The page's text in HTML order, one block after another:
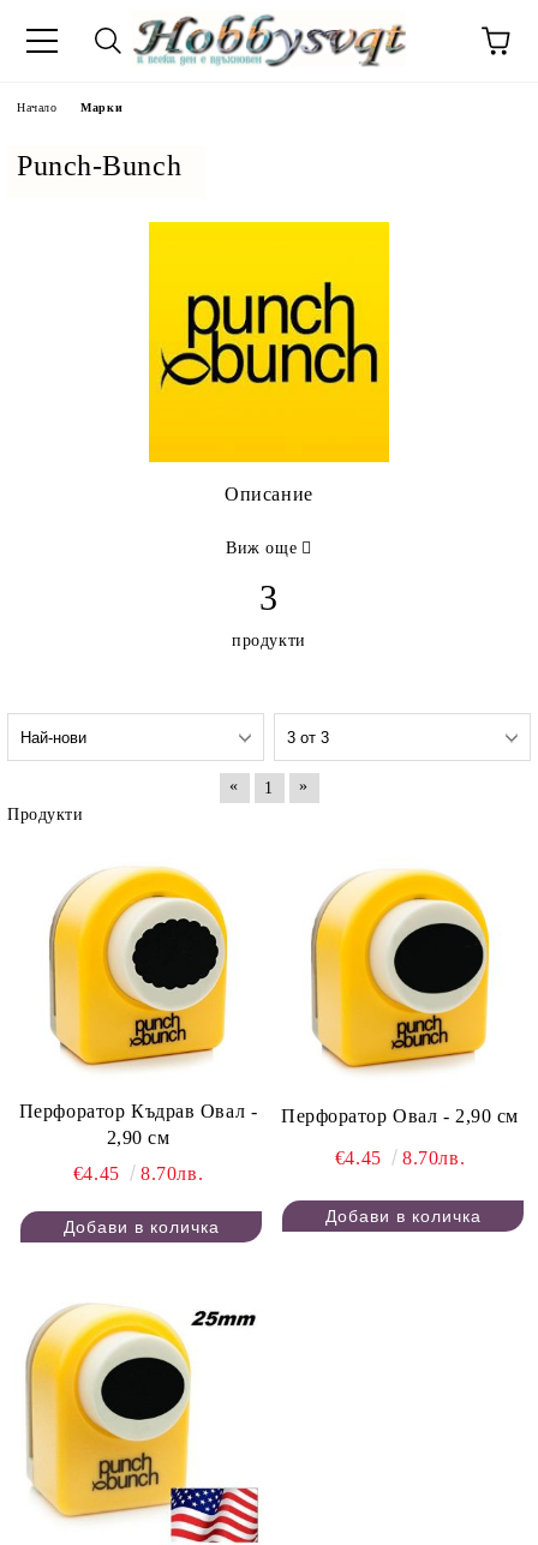
Начало Марки
Punch-Bunch
Описание
Виж още
3
продукти
« 1
»
Продукти
Перфоратор Къдрав Овал -
2,90 см
€4.45
8.70лв.
Перфоратор Овал - 2,90 см
€4.45 8.70лв.